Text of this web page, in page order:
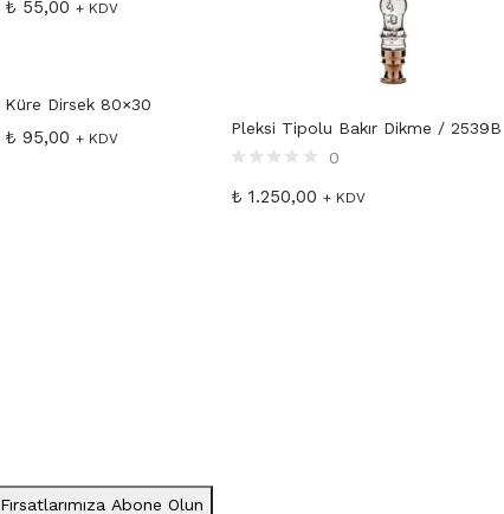
₺ 55,00 + KDV
Küre Dirsek 80×30
₺ 95,00 + KDV
15,00 + KDV
60×25
₺90,00
Pleksi Tipolu Bakır Dikme / 2539B
0
₺ 1.250,00 + KDV
Fırsatlarımıza Abone Olun